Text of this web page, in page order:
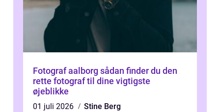
Fotograf aalborg sådan finder du den
rette fotograf til dine vigtigste
øjeblikke
01 juli 2026
Stine Berg